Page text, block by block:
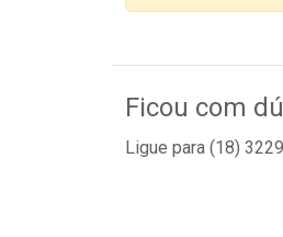
Ficou com
Ligue para (18)